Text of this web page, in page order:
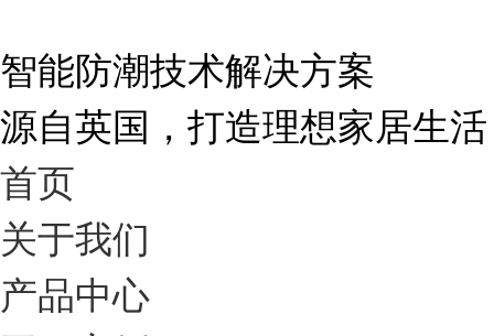
智能防潮技术解决方案
源自英国，打造理想家居生活
首页
关于我们
产品中心